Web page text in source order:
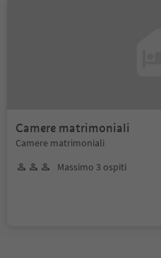
Camere matrimoniali
Camere matrimoniali
Massimo 3 ospiti